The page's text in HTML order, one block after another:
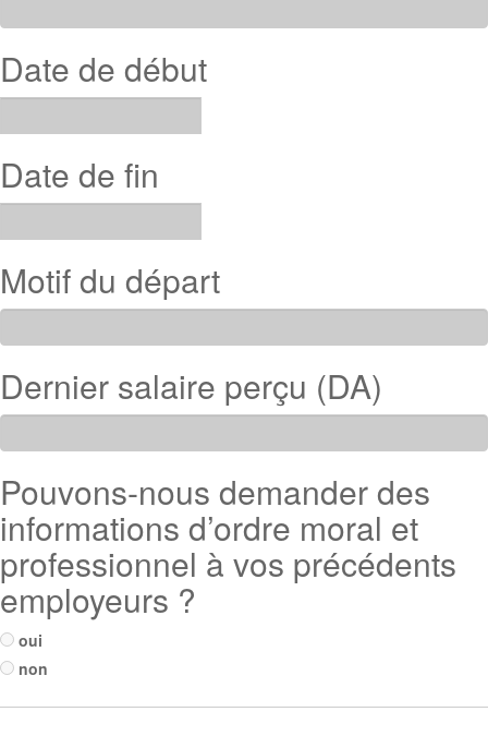
Date de début
Date de fin
Motif du départ
Dernier salaire perçu (DA)
Pouvons-nous demander des
informations d’ordre moral et
professionnel à vos précédents
employeurs ?
oui
non